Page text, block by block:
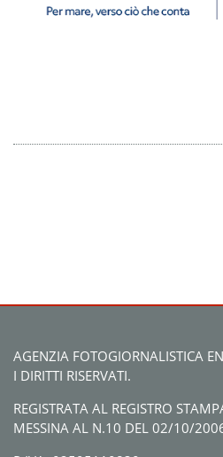
AGENZIA FOTOGIORNALISTICA
I DIRITTI RISERVATI.
REGISTRATA AL REGISTRO
MESSINA AL N.10 DEL 02/10/